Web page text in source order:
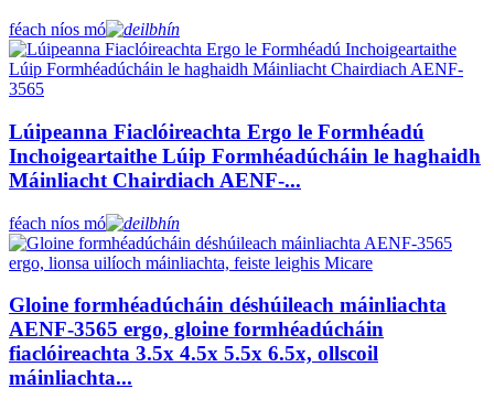
féach níos mó
Lúipeanna Fiaclóireachta Ergo le Formhéadú
Inchoigeartaithe Lúip Formhéadúcháin le haghaidh
Máinliacht Chairdiach AENF-...
féach níos mó
Gloine formhéadúcháin déshúileach máinliachta
AENF-3565 ergo, gloine formhéadúcháin
fiaclóireachta 3.5x 4.5x 5.5x 6.5x, ollscoil
máinliachta...